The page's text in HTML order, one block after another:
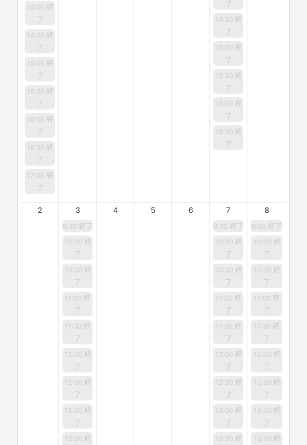
14:00 終
了
14:30 終
了
15:00 終
了
15:30 終
了
16:00 終
了
16:30 終
了
17:00 終
了
了
14:30 終
了
15:00 終
了
15:30 終
了
16:00 終
了
16:30 終
了
2 3
9:30 終了
10:00 終
了
10:30 終
了
11:00 終
了
11:30 終
了
12:00 終
了
12:30 終
了
13:00 終
了
13:30 終
4 5 6 7
9:30 終了
10:00 終
了
10:30 終
了
11:00 終
了
11:30 終
了
12:00 終
了
12:30 終
了
13:00 終
了
13:30 終
8
9:30 終了
10:00 終
了
10:30 終
了
11:00 終
了
11:30 終
了
12:00 終
了
12:30 終
了
13:00 終
了
13:30 終